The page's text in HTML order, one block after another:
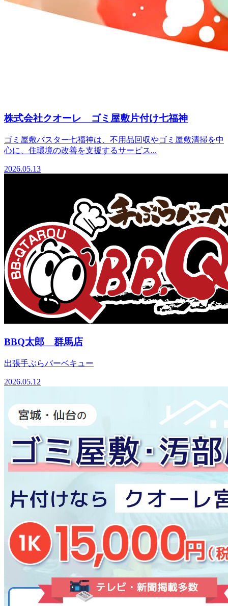
株式会社クオーレ ゴミ屋敷片付け七福神
ゴミ屋敷バスター七福神は、不用品回収やゴミ屋敷清掃を中
心に、住環境の改善を支援するサービス...
2026.05.13
BBQ太郎 群馬店
出張手ぶらバーベキュー
2026.05.12